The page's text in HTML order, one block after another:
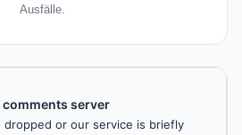
Ausfälle.
comments server
dropped or our service is briefly